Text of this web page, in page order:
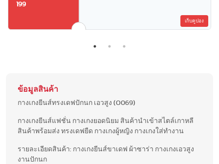
199
เก็บคูปอง
ข้อมูลสินค้า
กางเกงยีนส์ทรงเดฟปักนก เอวสูง (O069)
กางเกงยีนส์แฟชั่น กางเกงยอดนิยม สินค้านำเข้าสไตล์เกาหลี
สินค้าพร้อมส่ง ทรงเดฟยืด กางเกงผู้หญิง กางเกงใส่ทำงาน
รายละเอียดสินค้า: กางเกงยีนส์ขาเดฟ ผ้าซาร่า กางเกงเอวสูง
งานปักนก